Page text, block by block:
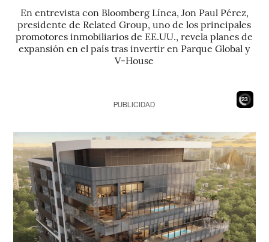
En entrevista con Bloomberg Línea, Jon Paul Pérez,
presidente de Related Group, uno de los principales
promotores inmobiliarios de EE.UU., revela planes de
expansión en el país tras invertir en Parque Global y
V-House
21
PUBLICIDAD